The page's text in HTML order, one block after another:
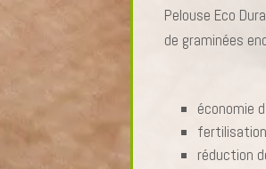
Pelouse Eco
de graminées
économie
réduction